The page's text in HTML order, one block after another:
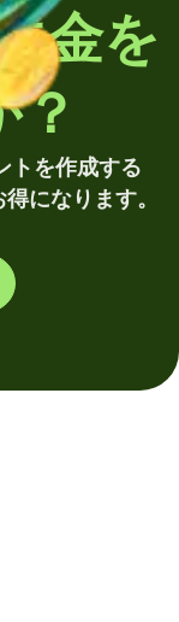
金を
トを作成する
になります。